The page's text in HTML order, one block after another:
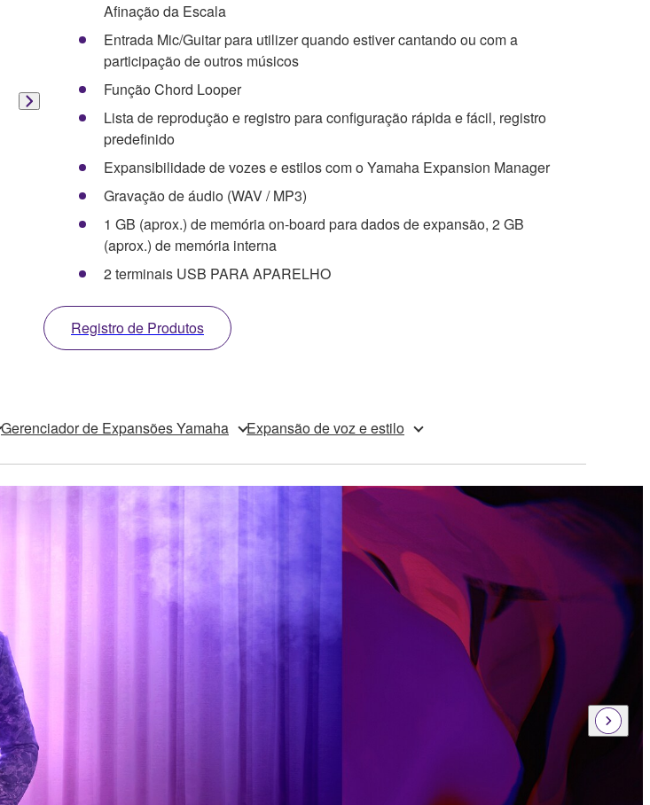
Afinação da Escala
Entrada Mic/Guitar para utilizer quando estiver cantando ou com a
participação de outros músicos
Função Chord Looper
Lista de reprodução e registro para configuração rápida e fácil, registro
predefinido
Expansibilidade de vozes e estilos com o Yamaha Expansion Manager
Gravação de áudio (WAV / MP3)
1 GB (aprox.) de memória on-board para dados de expansão, 2 GB
(aprox.) de memória interna
2 terminais USB PARA APARELHO
Registro de Produtos
Gerenciador de Expansões Yamaha Expansão de voz e estilo